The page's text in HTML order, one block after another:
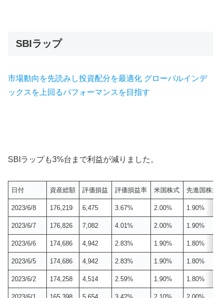
SBIラップ
市場動向を先読みし投資配分を最適化 グローバルインデ
ックスを上回るパフォーマンスを目指す
SBIラップも3%台まで利益が減りました。
日付 資産総額 評価損益 評価損益率 米国株式 先進国株式
2023/6/8 176,219 6,475 3.67% 2.00% 1.90%
2023/6/7 176,826 7,082 4.01% 2.00% 1.90%
2023/6/6 174,686 4,942 2.83% 1.90% 1.80%
2023/6/5 174,686 4,942 2.83% 1.90% 1.80%
2023/6/2 174,258 4,514 2.59% 1.90% 1.80%